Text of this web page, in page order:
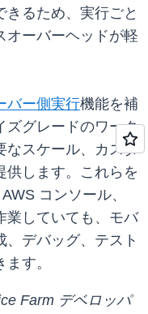
きるため、実行ごと
オーバーヘッドが軽
バー側実行機能を補
ズグレードのワーク
なスケール、カスタ
供します。これらを
コンソール、
業していても、モバ
、デバッグ、テスト
す。
Farm デベロッパ